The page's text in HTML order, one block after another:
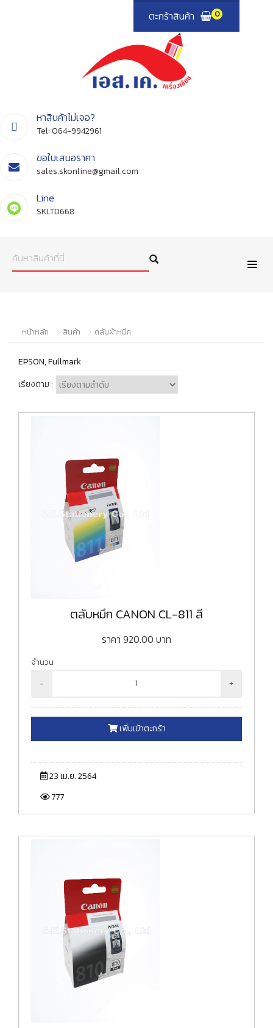
ตะกร้าสินค้า 0
หาสินค้าไม่เจอ?
Tel:064-9942961
ขอใบเสนอราคา
sales.skonline@gmail.com
Line
SKLTD668
ค้นหาสินค้าที่นี่
หน้าหลัก สินค้า ตลับผ้าหมึก
EPSON, Fullmark
เรียงตาม :
ตลับหมึก CANON CL-811 สี
ราคา 920.00 บาท
จำนวน
- +
เพิ่มเข้าตะกร้า
23 เม.ย. 2564
777